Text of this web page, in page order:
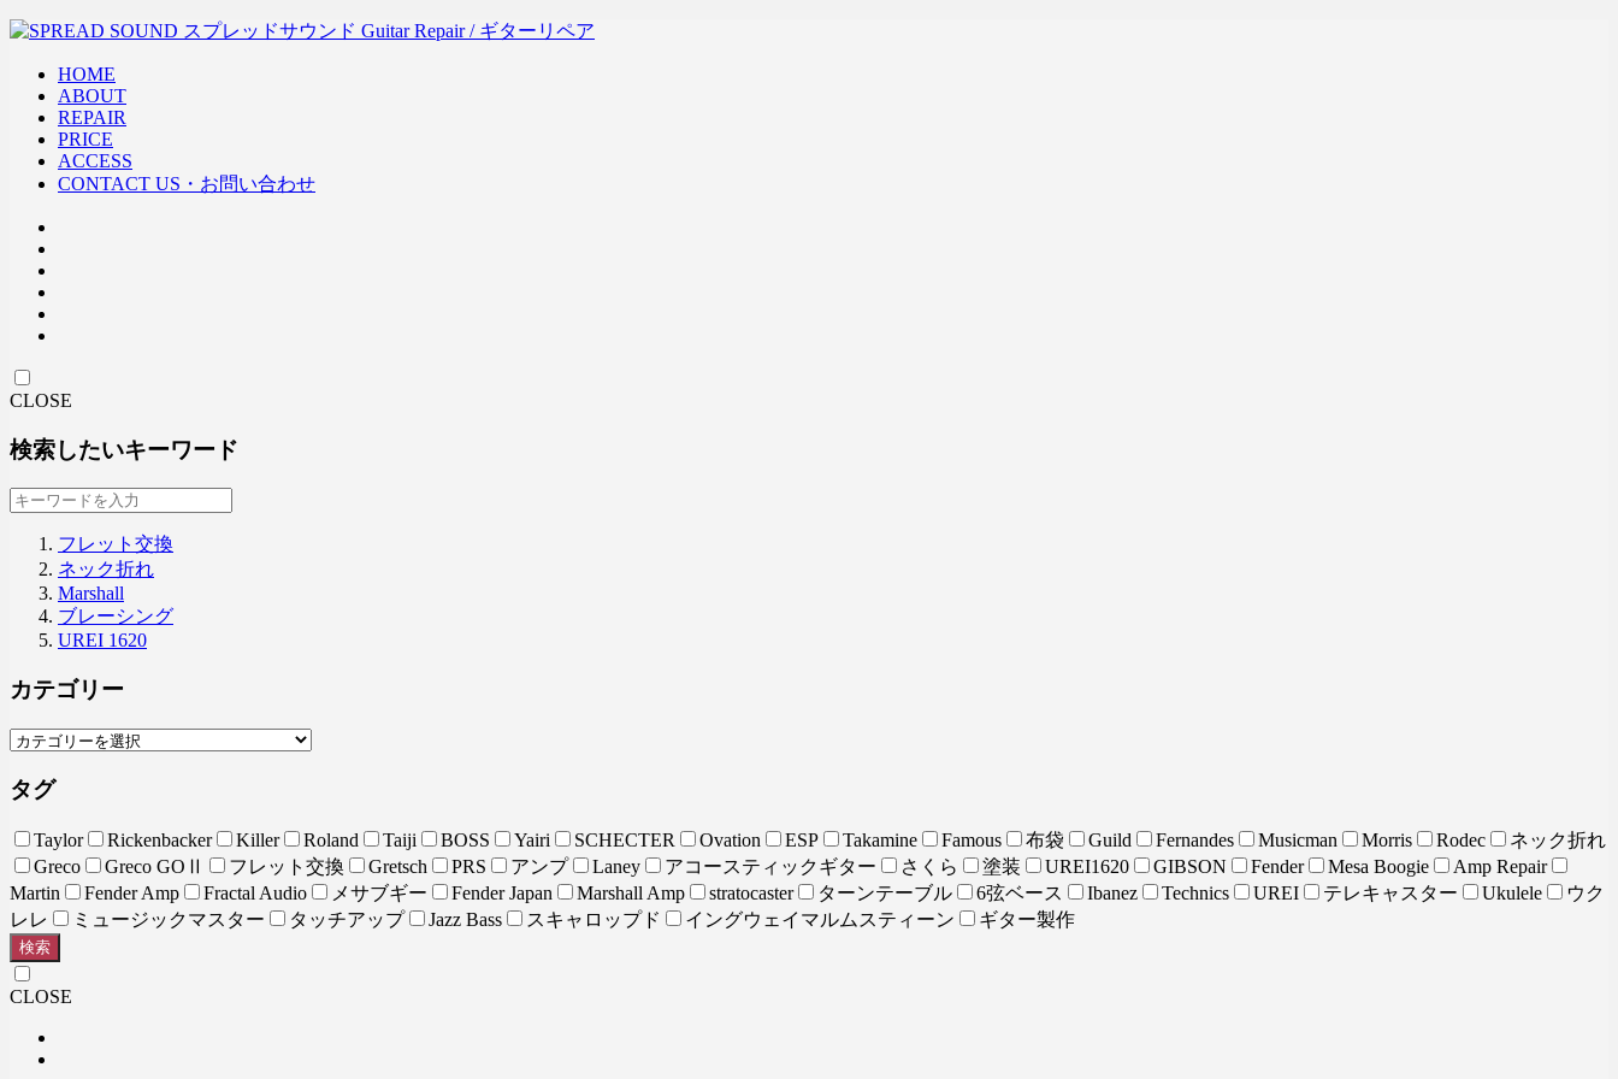
HOME
ABOUT
REPAIR
PRICE
ACCESS
CONTACT US・お問い合わせ
CLOSE
検索したいキーワード
フレット交換
ネック折れ
Marshall
ブレーシング
UREI 1620
カテゴリー
タグ
Taylor Rickenbacker Killer Roland Taiji BOSS Yairi SCHECTER Ovation ESP Takamine Famous 布袋 Guild Fernandes Musicman Morris Rodec
ネック折れ
Greco
Greco GOⅡ フレット交換 Gretsch PRS アンプ Laney アコースティックギター さくら 塗装 UREI1620 GIBSON Fender Mesa Boogie
Amp Repair
Martin
Fender Amp Fractal Audio メサブギー Fender Japan Marshall Amp stratocaster ターンテーブル 6弦ベース Ibanez Technics UREI テレキャスター Ukulele
ウク
レレ
ミュージックマスター タッチアップ Jazz Bass スキャロップド イングウェイマルムスティーン ギター製作
検索
CLOSE